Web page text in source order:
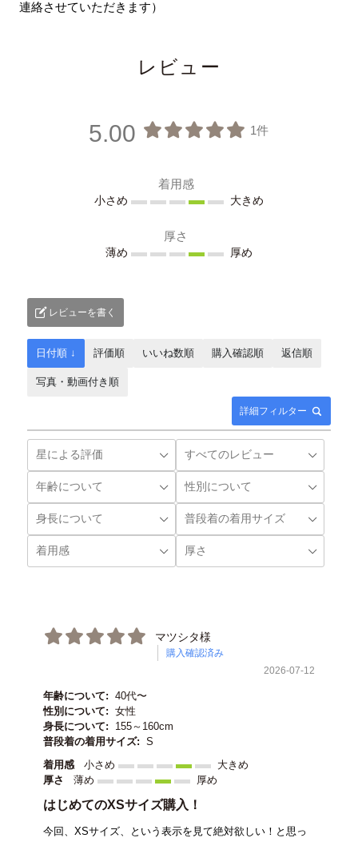
連絡させていただきます）
レビュー
5.00 1件
着用感
小さめ 大きめ
厚さ
薄め 厚め
レビューを書く
詳細フィルター
日付順 ↓ 評価順 いいね数順 購入確認順 返信順
写真・動画付き順
マツシタ様
購入確認済み
2026-07-12
年齢について: 40代〜
性別について: 女性
身長について:
155～160cm
普段着の着用サイズ: S
着用感
小さめ
大きめ
厚さ
薄め 厚め
はじめてのXSサイズ購入！
今回、XSサイズ、という表示を見て絶対欲しい！と思っ